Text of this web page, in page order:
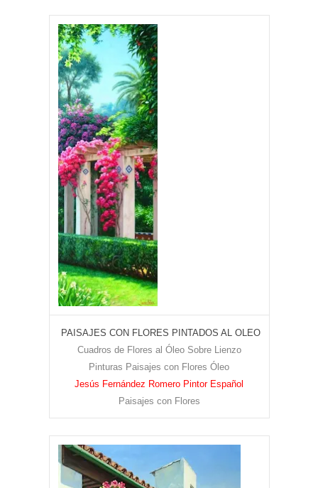
PAISAJES CON FLORES PINTADOS AL OLEO
Cuadros de Flores al Óleo Sobre Lienzo
Pinturas Paisajes con Flores Óleo
Jesús Fernández Romero Pintor Español
Paisajes con Flores